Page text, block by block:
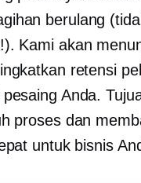
berulang
Kami akan
retensi
Anda.
proses dan
untuk bisnis